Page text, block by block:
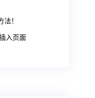
！
入页面